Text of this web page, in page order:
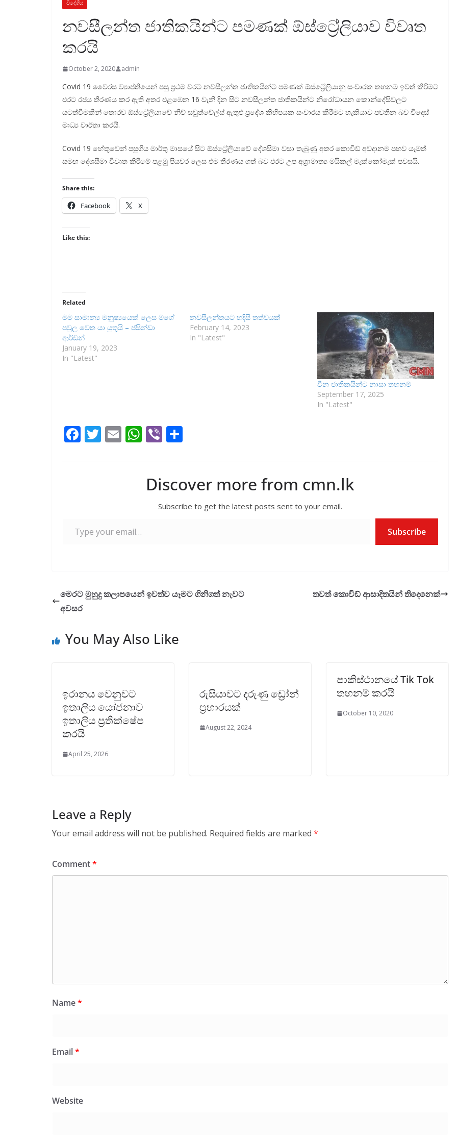
විදේශීය
නවසීලන්ත ජාතිකයින්ට පමණක් ඕස්ට්‍රේලියාව විවෘත
කරයි
October 2, 2020 admin
Covid 19 වෛරස ව්‍යාප්තියෙන් පසු ප්‍රථම වරට නවසීලන්ත ජාතිකයින්ට පමණක් ඕස්ට්‍රේලියානු සංචාරක තහනම ඉවත් කිරීමට
එරට රජය තීරණය කර ඇති අතර එළඹෙන 16 වැනි දින සිට නවසීලන්ත ජාතිකයින්ට නිරෝධායන කොන්දේසිවලට
යටත්වීමකින් තොරව ඕස්ට්‍රේලියාවේ නිව් සවුත්වේල්ස් ඇතුළු ප්‍රදේශ කිහිපයක සංචාරය කිරීමට හැකියාව පවතින බව විදෙස්
මාධ්‍ය වාර්තා කරයි.
Covid 19 හේතුවෙන් පසුගිය මාර්තු මාසයේ සිට ඕස්ට්‍රේලියාවේ දේශසීමා වසා තැබුණු අතර කොවිඩ් අවදානම පහව යෑමත්
සමඟ දේශසීමා විවෘත කිරීමේ පළමු පියවර ලෙස එම තීරණය ගත් බව එරට උප අග්‍රාමාත්‍ය මයිකල් මැක්කෝමැක් පවසයි.
Share this:
Facebook X
Like this:
Related
මම සාමාන්‍ය මනුෂ්‍යයෙක් ලෙස මගේ
පවුල වෙත යා යුතුයි – ජසින්ඩා
ආර්ඩන්
January 19, 2023
In "Latest"
නවසීලන්තයට හදිසි තත්වයක්
February 14, 2023
In "Latest"
චීන ජාතිකයින්ට නාසා තහනම්
September 17, 2025
In "Latest"
F
e
k
T
itt
E
ai
W
at
s
Vi
er ar
e
Discover more from cmn.lk
Subscribe to get the latest posts sent to your email.
Subscribe
මෙරට මුහුදු කලාපයෙන් ඉවත්ව යෑමට ගිනිගත් නැවට
අවසර
තවත් කොවිඩ් ආසාදිතයින් තිදෙනෙක්
You May Also Like
ඉරානය වෙනුවට
ඉතාලිය යෝජනාව
ඉතාලිය ප්‍රතික්ෂේප
කරයි
April 25, 2026
රුසියාවට දරුණු ඩ්‍රෝන්
ප්‍රහාරයක්
August 22, 2024
පාකිස්ථානයේ Tik Tok
තහනම් කරයි
October 10, 2020
Leave a Reply
Your email address will not be published. Required fields are marked *
Comment*
Name*
Email*
Website